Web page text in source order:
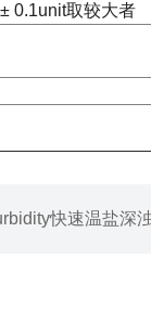
0.1unit取较大者
快速温盐深